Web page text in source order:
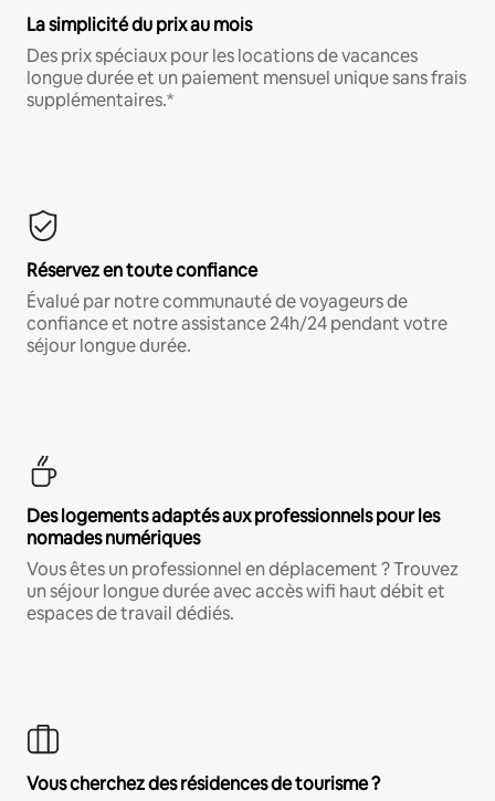
La simplicité du prix au mois
Des prix spéciaux pour les locations de vacances
longue durée et un paiement mensuel unique sans frais
supplémentaires.*
Réservez en toute confiance
Évalué par notre communauté de voyageurs de
confiance et notre assistance 24h/24 pendant votre
séjour longue durée.
Des logements adaptés aux professionnels pour les
nomades numériques
Vous êtes un professionnel en déplacement ? Trouvez
un séjour longue durée avec accès wifi haut débit et
espaces de travail dédiés.
Vous cherchez des résidences de tourisme ?